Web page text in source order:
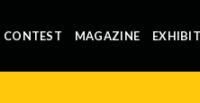
CONTEST MAGAZINE